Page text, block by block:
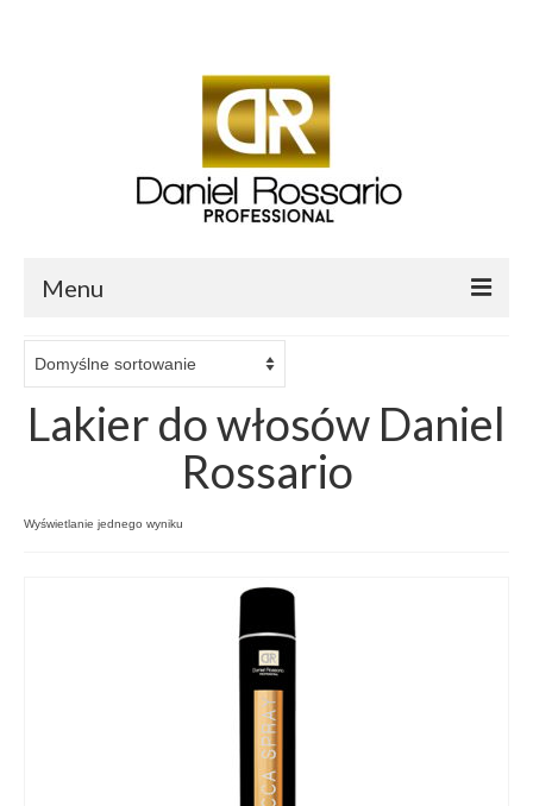
Menu
O mnie
Sklep Daniel Rossario
Aktualności i Blog
Lakier do włosów Daniel
Rossario
Wyświetlanie jednego wyniku